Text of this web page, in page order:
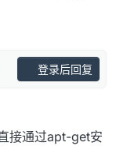
登录后回复
接通过apt-get安